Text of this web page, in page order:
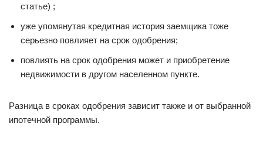
статье) ;
уже упомянутая кредитная история заемщика тоже
серьезно повлияет на срок одобрения;
повлиять на срок одобрения может и приобретение
недвижимости в другом населенном пункте.
Разница в сроках одобрения зависит также и от выбранной
ипотечной программы.